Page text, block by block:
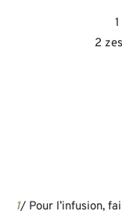
2
1/ Pour l’infusion,